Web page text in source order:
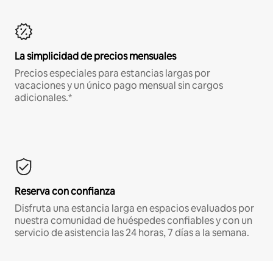
La simplicidad de precios mensuales
Precios especiales para estancias largas por
vacaciones y un único pago mensual sin cargos
adicionales.*
Reserva con confianza
Disfruta una estancia larga en espacios evaluados por
nuestra comunidad de huéspedes confiables y con un
servicio de asistencia las 24 horas, 7 días a la semana.